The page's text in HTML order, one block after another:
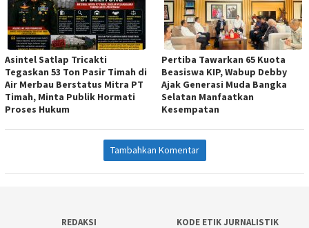
Asintel Satlap Tricakti
Tegaskan 53 Ton Pasir Timah di
Air Merbau Berstatus Mitra PT
Timah, Minta Publik Hormati
Proses Hukum
Pertiba Tawarkan 65 Kuota
Beasiswa KIP, Wabup Debby
Ajak Generasi Muda Bangka
Selatan Manfaatkan
Kesempatan
Tambahkan Komentar
REDAKSI KODE ETIK JURNALISTIK